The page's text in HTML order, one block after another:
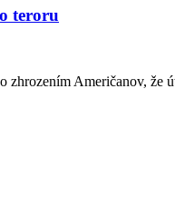
teroru
Američanov,